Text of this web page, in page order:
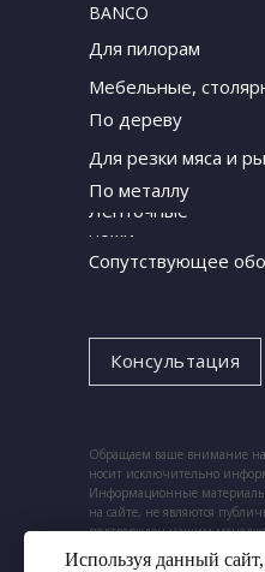
BANCO
Консультация
Для пилорам
Мебельные,
По дереву
Для резки мяса и
Обращаем ваше внимание на
носит исключительно
Информационные
на сайте, не являются
подтвержден нашим
По металлу
Ленточные
ножи
Сопутствующее
Используя данный